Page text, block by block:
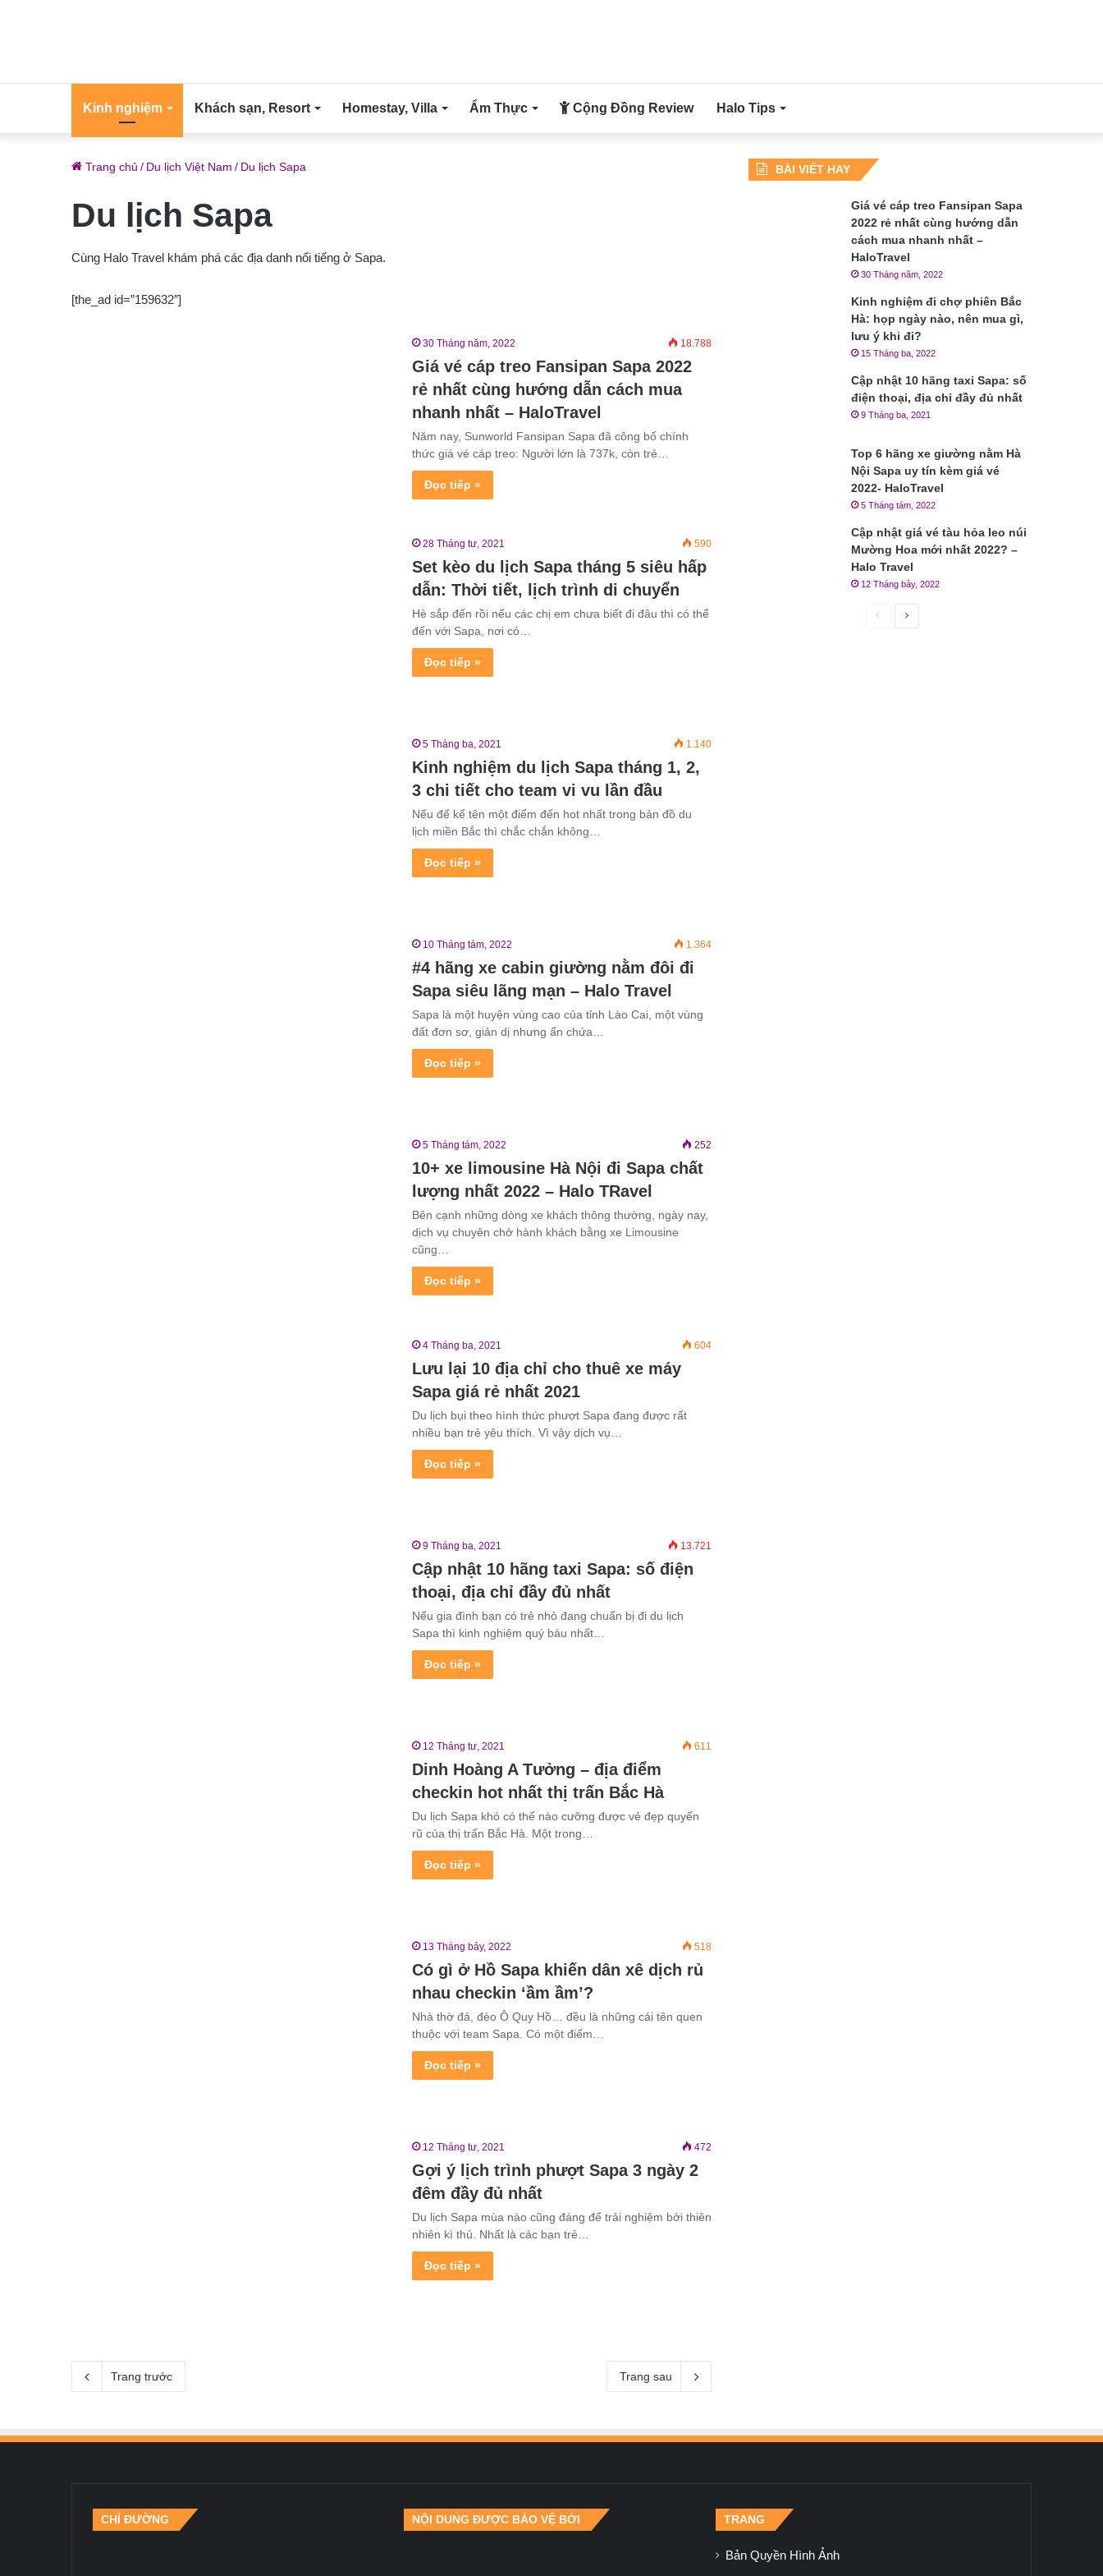
Kinh nghiệm Khách sạn, Resort Homestay, Villa Ẩm Thực Cộng Đồng Review Halo Tips
Trang chủ / Du lịch Việt Nam / Du lịch Sapa
Du lịch Sapa
Cùng Halo Travel khám phá các địa danh nổi tiếng ở Sapa.
[the_ad id=”159632″]
30 Tháng năm, 2022 18.788
Giá vé cáp treo Fansipan Sapa 2022
rẻ nhất cùng hướng dẫn cách mua
nhanh nhất – HaloTravel
Năm nay, Sunworld Fansipan Sapa đã công bố chính
thức giá vé cáp treo: Người lớn là 737k, còn trẻ…
Đọc tiếp »
28 Tháng tư, 2021 590
Set kèo du lịch Sapa tháng 5 siêu hấp
dẫn: Thời tiết, lịch trình di chuyển
Hè sắp đến rồi nếu các chị em chưa biết đi đâu thì có thể
đến với Sapa, nơi có…
Đọc tiếp »
5 Tháng ba, 2021 1.140
Kinh nghiệm du lịch Sapa tháng 1, 2,
3 chi tiết cho team vi vu lần đầu
Nếu để kể tên một điểm đến hot nhất trong bản đồ du
lịch miền Bắc thì chắc chắn không…
Đọc tiếp »
10 Tháng tám, 2022 1.364
#4 hãng xe cabin giường nằm đôi đi
Sapa siêu lãng mạn – Halo Travel
Sapa là một huyện vùng cao của tỉnh Lào Cai, một vùng
đất đơn sơ, giản dị nhưng ẩn chứa…
Đọc tiếp »
5 Tháng tám, 2022 252
10+ xe limousine Hà Nội đi Sapa chất
lượng nhất 2022 – Halo TRavel
Bên cạnh những dòng xe khách thông thường, ngày nay,
dịch vụ chuyên chở hành khách bằng xe Limousine
cũng…
Đọc tiếp »
4 Tháng ba, 2021 604
Lưu lại 10 địa chỉ cho thuê xe máy
Sapa giá rẻ nhất 2021
Du lịch bụi theo hình thức phượt Sapa đang được rất
nhiều bạn trẻ yêu thích. Vì vậy dịch vụ…
Đọc tiếp »
9 Tháng ba, 2021 13.721
Cập nhật 10 hãng taxi Sapa: số điện
thoại, địa chỉ đầy đủ nhất
Nếu gia đình bạn có trẻ nhỏ đang chuẩn bị đi du lịch
Sapa thì kinh nghiệm quý báu nhất…
Đọc tiếp »
12 Tháng tư, 2021 611
Dinh Hoàng A Tưởng – địa điểm
checkin hot nhất thị trấn Bắc Hà
Du lịch Sapa khó có thể nào cưỡng được vẻ đẹp quyến
rũ của thị trấn Bắc Hà. Một trong…
Đọc tiếp »
13 Tháng bảy, 2022 518
Có gì ở Hồ Sapa khiến dân xê dịch rủ
nhau checkin ‘ầm ầm’?
Nhà thờ đá, đèo Ô Quy Hồ… đều là những cái tên quen
thuộc với team Sapa. Có một điểm…
Đọc tiếp »
12 Tháng tư, 2021 472
Gợi ý lịch trình phượt Sapa 3 ngày 2
đêm đầy đủ nhất
Du lịch Sapa mùa nào cũng đáng để trải nghiệm bởi thiên
nhiên kì thú. Nhất là các bạn trẻ…
Đọc tiếp »
Trang trước Trang sau
BÀI VIẾT HAY
Giá vé cáp treo Fansipan Sapa
2022 rẻ nhất cùng hướng dẫn
cách mua nhanh nhất –
HaloTravel
30 Tháng năm, 2022
Kinh nghiệm đi chợ phiên Bắc
Hà: họp ngày nào, nên mua gì,
lưu ý khi đi?
15 Tháng ba, 2022
Cập nhật 10 hãng taxi Sapa: số
điện thoại, địa chỉ đầy đủ nhất
9 Tháng ba, 2021
Top 6 hãng xe giường nằm Hà
Nội Sapa uy tín kèm giá vé
2022- HaloTravel
5 Tháng tám, 2022
Cập nhật giá vé tàu hỏa leo núi
Mường Hoa mới nhất 2022? –
Halo Travel
12 Tháng bảy, 2022
Trang
CHỈ ĐƯỜNG NỘI DUNG ĐƯỢC BẢO VỆ BỞI TRANG
Bản Quyền Hình Ảnh